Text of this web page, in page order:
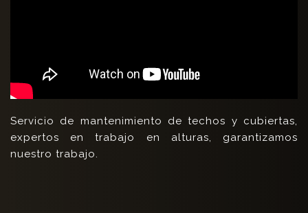
Servicio de mantenimiento de techos y cubiertas,
expertos en trabajo en alturas, garantizamos
nuestro trabajo.